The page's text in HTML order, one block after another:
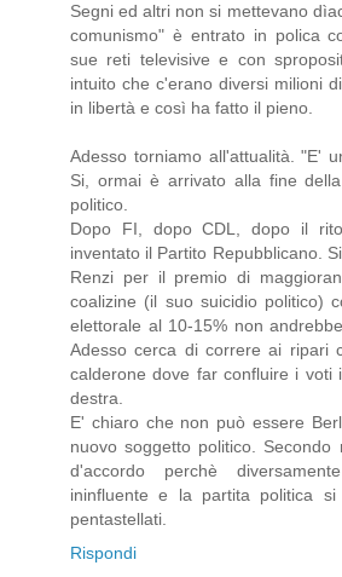
Segni ed altri non si mettevano
comunismo" è entrato in polica
sue reti televisive e con
intuito che c'erano diversi milioni
in libertà e così ha fatto il pieno.
Adesso torniamo all'attualità. "E'
Si, ormai è arrivato alla fine
politico.
Dopo FI, dopo CDL, dopo il
inventato il Partito Repubblicano.
Renzi per il premio di
coalizine (il suo suicidio politico)
elettorale al 10-15% non
Adesso cerca di correre ai ripari
calderone dove far confluire i voti
destra.
E' chiaro che non può essere
nuovo soggetto politico.
d'accordo perchè
ininfluente e la partita politica
pentastellati.
Rispondi